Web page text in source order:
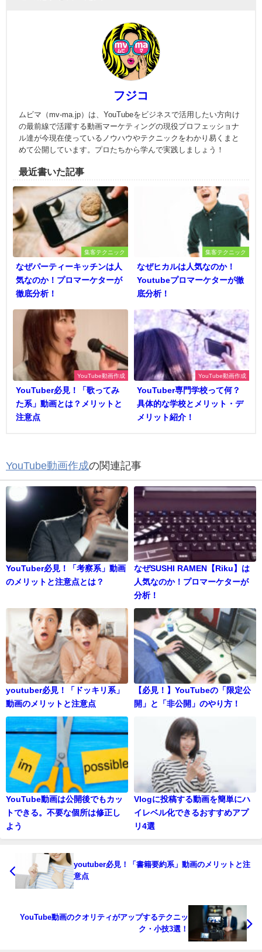
フジコ
ムビマ（mv-ma.jp）は、YouTubeをビジネスで活用したい方向け
の最前線で活躍する動画マーケティングの現役プロフェッショナ
ル達が今現在使っているノウハウやテクニックをわかり易くまと
めて公開しています。プロたちから学んで実践しましょう！
最近書いた記事
集客テクニック
なぜパーティーキッチンは人
気なのか！プロマーケターが
徹底分析！
集客テクニック
なぜヒカルは人気なのか！
Youtubeプロマーケターが徹
底分析！
YouTube動画作成
YouTuber必見！「歌ってみ
た系」動画とは？メリットと
注意点
YouTube動画作成
YouTuber専門学校って何？
具体的な学校とメリット・デ
メリット紹介！
YouTube動画作成の関連記事
YouTuber必見！「考察系」動画
のメリットと注意点とは？
なぜSUSHI RAMEN【Riku】は
人気なのか！プロマーケターが
分析！
youtuber必見！「ドッキリ系」
動画のメリットと注意点
【必見！】YouTubeの「限定公
開」と「非公開」のやり方！
YouTube動画は公開後でもカッ
トできる。不要な個所は修正し
よう
Vlogに投稿する動画を簡単にハ
イレベル化できるおすすめアプ
リ4選
youtuber必見！「書籍要約系」動画のメリットと注
意点
YouTube動画のクオリティがアップするテクニッ
ク・小技3選！